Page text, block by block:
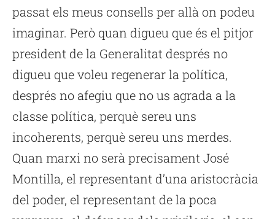
passat els meus consells per allà on podeu
imaginar. Però quan digueu que és el pitjor
president de la Generalitat després no
digueu que voleu regenerar la política,
després no afegiu que no us agrada a la
classe política, perquè sereu uns
incoherents, perquè sereu uns merdes.
Quan marxi no serà precisament José
Montilla, el representant d’una aristocràcia
del poder, el representant de la poca